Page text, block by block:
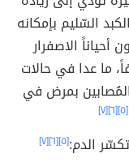
السّليم بإمكانه
الاصفرار
ما عدا في حالات
بمرض في
[٥] [٦] [٧]
الدم:[٥] [٦] [٧]